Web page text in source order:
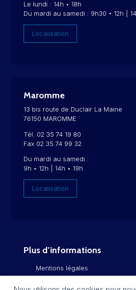
Le lundi : 14h • 18h
Du mardi au samedi : 9h30 • 12h |
Localisation
Maromme
13 bis route de Duclair La Maine
76150 MAROMME
Tél. 02 35 74 19 80
Fax 02 35 74 99 32
Du mardi au samedi :
9h • 12h | 14h • 19h
Localisation
Plus d’informations
Mentions légales
Politique de confidentialité